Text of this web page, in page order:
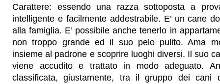
Carattere: essendo una razza sottoposta a
intelligente e facilmente addestrabile. E’ un cane
alla famiglia. E’ possibile anche tenerlo in
non troppo grande ed il suo pelo pulito. Ama
insieme al padrone e scoprire luoghi diversi. Il suo
viene accudito e trattato in modo adeguato.
classificata, giustamente, tra il gruppo dei